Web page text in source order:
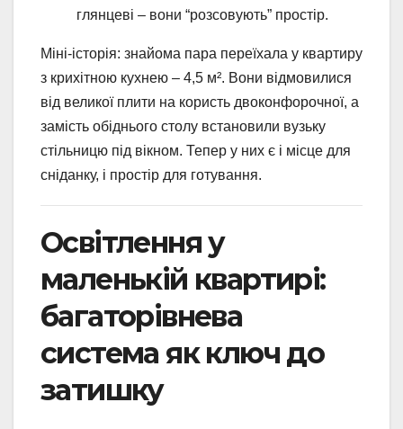
глянцеві – вони “розсовують” простір.
Міні-історія: знайома пара переїхала у квартиру
з крихітною кухнею – 4,5 м². Вони відмовилися
від великої плити на користь двоконфорочної, а
замість обіднього столу встановили вузьку
стільницю під вікном. Тепер у них є і місце для
сніданку, і простір для готування.
Освітлення у
маленькій квартирі:
багаторівнева
система як ключ до
затишку